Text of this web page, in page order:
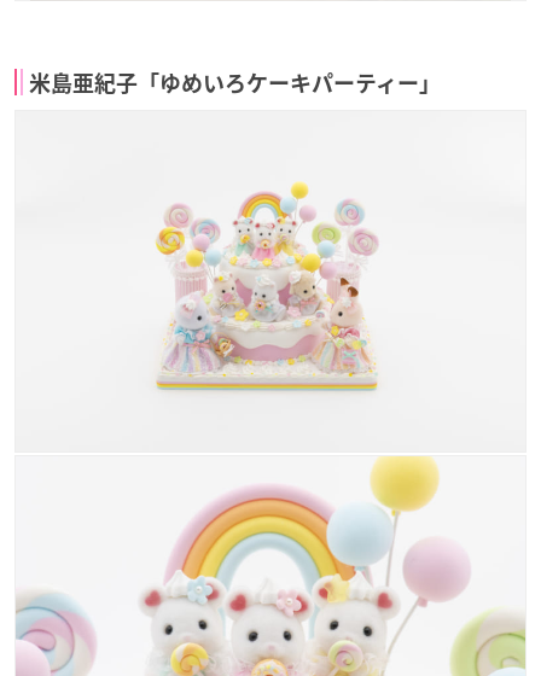
米島亜紀子「ゆめいろケーキパーティー」